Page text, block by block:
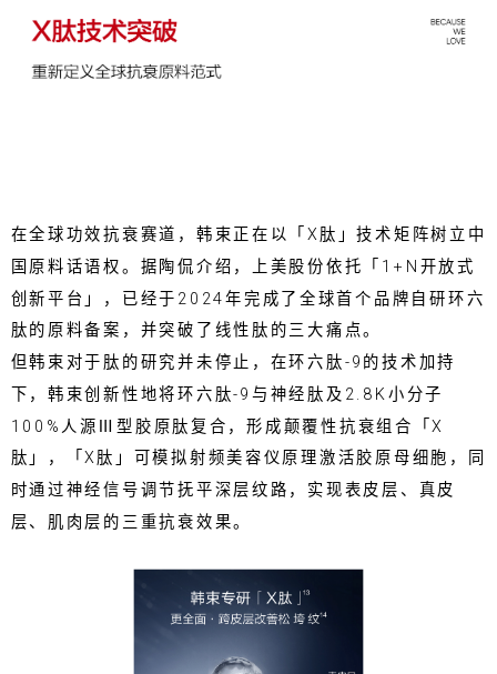
在全球功效抗衰赛道，韩束正在以「X肽」技术矩阵树立中
国原料话语权。据陶侃介绍，上美股份依托「1+N开放式
创新平台」，已经于2024年完成了全球首个品牌自研环六
肽的原料备案，并突破了线性肽的三大痛点。
但韩束对于肽的研究并未停止，在环六肽-9的技术加持
下，韩束创新性地将环六肽-9与神经肽及2.8K小分子
100%人源Ⅲ型胶原肽复合，形成颠覆性抗衰组合「X
肽」，「X肽」可模拟射频美容仪原理激活胶原母细胞，同
时通过神经信号调节抚平深层纹路，实现表皮层、真皮
层、肌肉层的三重抗衰效果。